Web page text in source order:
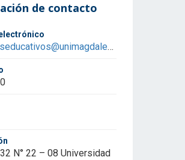
de contacto
recursoseducativos@unimagdalena.edu.co
N° 22 – 08 Universidad